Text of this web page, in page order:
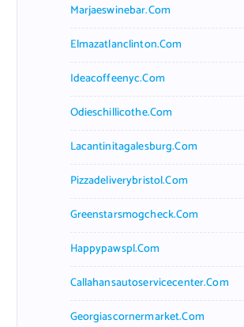
Marjaeswinebar.com
Elmazatlanclinton.com
Ideacoffeenyc.com
Odieschillicothe.com
Lacantinitagalesburg.com
Pizzadeliverybristol.com
Greenstarsmogcheck.com
Happypawspl.com
Callahansautoservicecenter.com
Georgiascornermarket.com